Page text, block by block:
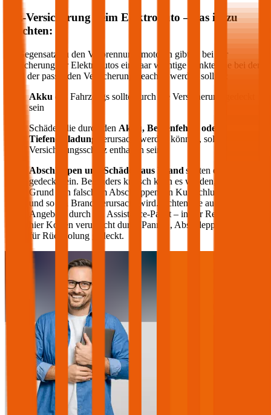
Kfz-Versicherung beim Elektroauto – das ist zu
beachten:
Im Gegensatz zu den Verbrennungsmotoren gibt es bei der
Versicherung für Elektroautos ein paar wichtige Punkte, die bei der
Wahl der passenden Versicherung beachtet werden sollten:
Akku des Fahrzeugs sollte durch die Versicherung gedeckt
sein
Schäden die durch den Akku, Bedienfehler oder
Tiefenentladung
verursacht werden können, sollten im
Versicherungsschutz enthalten sein
Abschleppen und Schäden aus Brand sollten ebenfalls
gedeckt sein. Besonders kritisch kann es werden, wenn auf
Grund von falschem Abschleppen ein Kurzschluss entsteht
und so ein Brand verursacht wird. Achten Sie auch auf die
Angebote durch ein Assistance-Paket – in der Regel werden
hier Kosten verursacht durch Pannen, Abschleppen oder auch
für Rückholung gedeckt.